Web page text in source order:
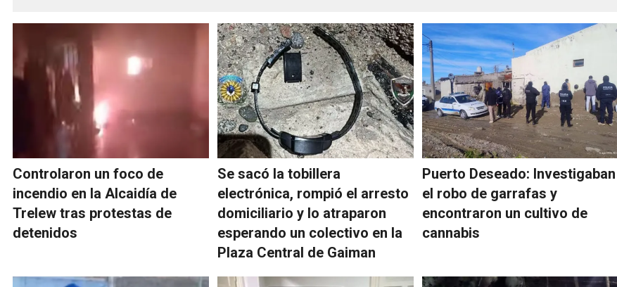
Controlaron un foco de
incendio en la Alcaidía de
Trelew tras protestas de
detenidos
Se sacó la tobillera
electrónica, rompió el arresto
domiciliario y lo atraparon
esperando un colectivo en la
Plaza Central de Gaiman
Puerto Deseado: Investigaban
el robo de garrafas y
encontraron un cultivo de
cannabis